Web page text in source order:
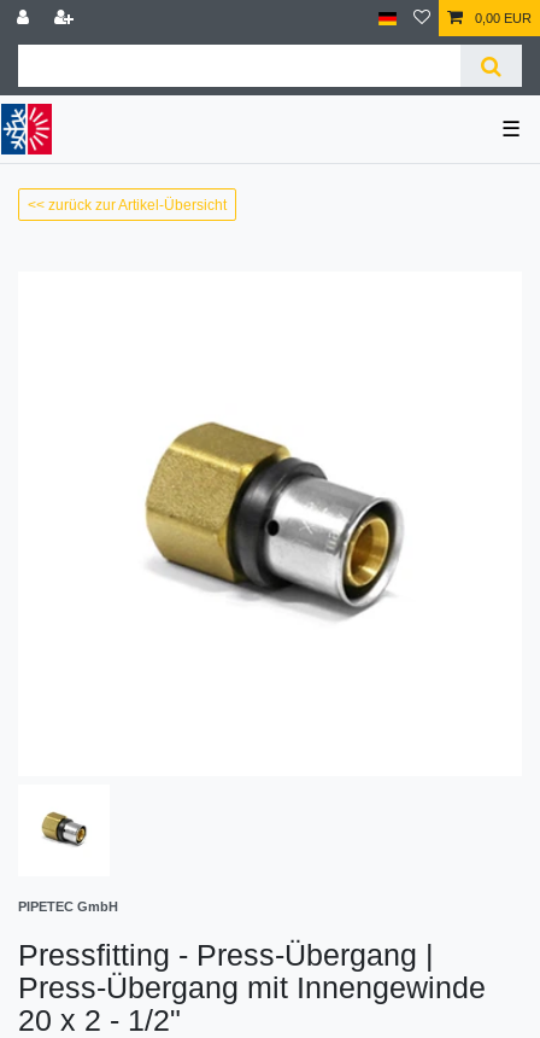
0,00 EUR
☰
<< zurück zur Artikel-Übersicht
PIPETEC GmbH
Pressfitting - Press-Übergang |
Press-Übergang mit Innengewinde
20 x 2 - 1/2"